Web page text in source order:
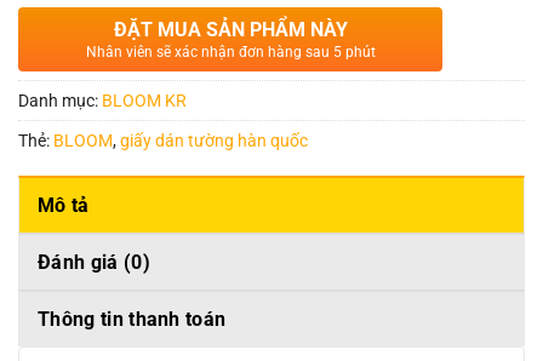
ĐẶT MUA SẢN PHẨM NÀY
Nhân viên sẽ xác nhận đơn hàng sau 5 phút
Danh mục: BLOOM KR
Thẻ: BLOOM,giấy dán tường hàn quốc
Mô tả
Đánh giá (0)
Thông tin thanh toán